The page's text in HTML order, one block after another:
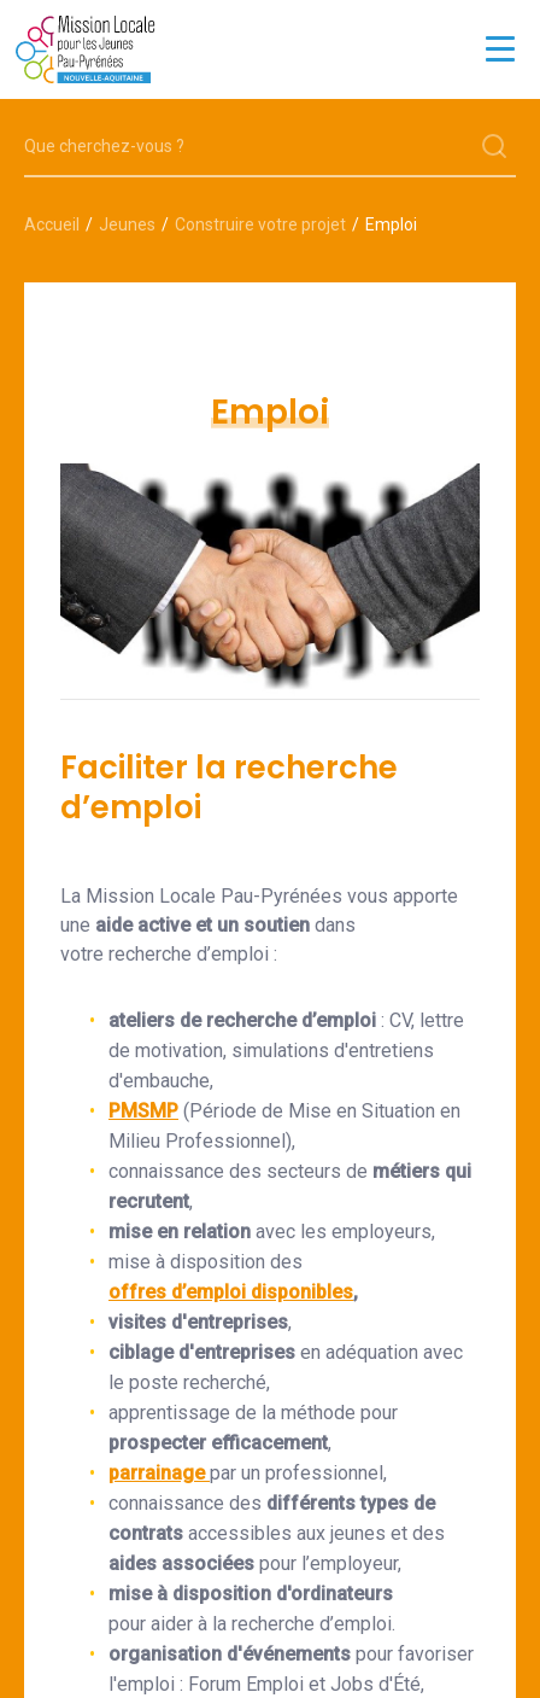
JEUNES
ENTREPRISES
LA MISSION LOCALE
Accueil Jeunes Construire votre projet Emploi
Emploi
Faciliter la recherche
d’emploi
La Mission Locale Pau-Pyrénées vous apporte
une aide active et un soutien dans
votre recherche d’emploi :
ateliers de recherche d’emploi : CV, lettre
de motivation, simulations d'entretiens
d'embauche,
PMSMP (Période de Mise en Situation en
Milieu Professionnel),
connaissance des secteurs de métiers qui
recrutent,
mise en relation avec les employeurs,
mise à disposition des
offres d’emploi disponibles,
visites d'entreprises,
ciblage d'entreprises en adéquation avec
le poste recherché,
apprentissage de la méthode pour
prospecter efficacement,
parrainage par un professionnel,
connaissance des différents types de
contrats accessibles aux jeunes et des
aides associées pour l’employeur,
mise à disposition d'ordinateurs
pour aider à la recherche d’emploi.
organisation d'événements pour favoriser
l'emploi : Forum Emploi et Jobs d'Été,